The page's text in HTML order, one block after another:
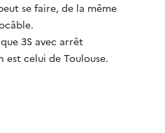
se faire, de la même
3S avec arrêt
celui de Toulouse.